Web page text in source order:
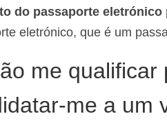
do passaporte eletrónico
eletrónico, que é um
me qualificar
me a um